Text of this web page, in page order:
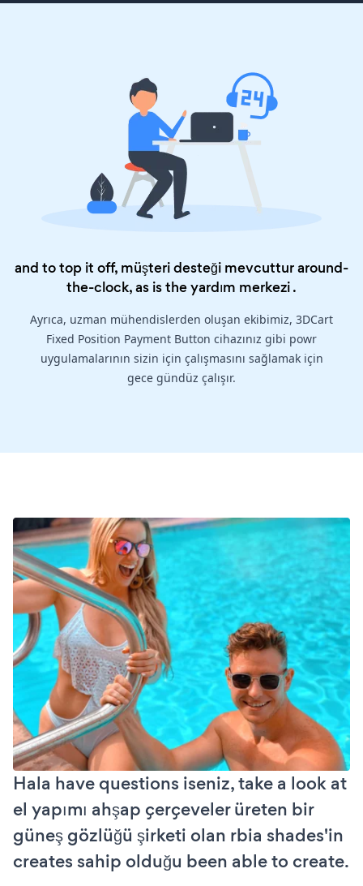
and to top it off, müşteri desteği mevcuttur around-
the-clock, as is theyardım merkezi.
Ayrıca, uzman mühendislerden oluşan ekibimiz, 3DCart
Fixed Position Payment Button cihazınız gibi powr
uygulamalarının sizin için çalışmasını sağlamak için
gece gündüz çalışır.
Hala have questions iseniz, take a look at
el yapımı ahşap çerçeveler üreten bir
güneş gözlüğü şirketi olan rbia shades'in
creates sahip olduğu been able to create.